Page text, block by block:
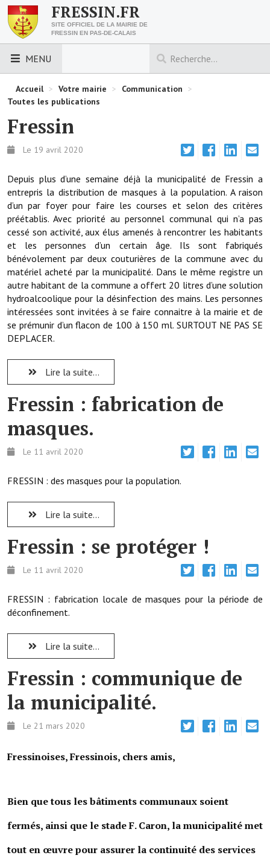
FRESSIN.FR
SITE OFFICIEL DE LA MAIRIE DE
FRESSIN EN PAS-DE-CALAIS
MENU
LES ESSENTIELS
Découvrez Fressin
Nous contacter
Horaires de la mairie
Les foulées fressinoises
ACCÈS RAPIDE
Démarches administratives
Projets et travaux en cours
Fêtes et manifestations
Numéros d'urgence
Terrains et maisons à vendre
Elus et agents
Note de synthèse financière
Rapport d'orientation budgétaire
Actions et projets
Procès verbaux des conseils municipaux
Communication
Le bulletin municipal : Fressinfo & Le Fressinois
Accueil > Votre mairie > Communication >
Toutes les publications
Fressin
Le 19 avril 2020
Depuis plus d’une semaine déjà la municipalité de Fressin a
entrepris la distribution de masques à la population. A raison
d’un par foyer pour faire les courses et selon des critères
préétablis. Avec priorité au personnel communal qui n’a pas
cessé son activité, aux élus amenés à rencontrer les habitants
et les personnes d’un certain âge. Ils sont fabriqués
bénévolement par deux couturières de la commune avec du
matériel acheté par la municipalité. Dans le même registre un
autre habitant de la commune a offert 20 litres d’une solution
hydroalcoolique pour la désinfection des mains. Les personnes
intéressées sont invitées à se faire connaitre à la mairie et de
se prémunir d’un flacon de 100 à 150 ml. SURTOUT NE PAS SE
DEPLACER.
Lire la suite...
Fressin : fabrication de
masques.
Le 11 avril 2020
FRESSIN : des masques pour la population.
Lire la suite...
Fressin : se protéger !
Le 11 avril 2020
FRESSIN : fabrication locale de masques pour la période de
déconfinement.
Lire la suite...
Fressin : communique de
la municipalité.
Le 21 mars 2020
Fressinoises, Fressinois, chers amis,
Bien que tous les bâtiments communaux soient
fermés, ainsi que le stade F. Caron, la municipalité met
tout en œuvre pour assurer la continuité des services